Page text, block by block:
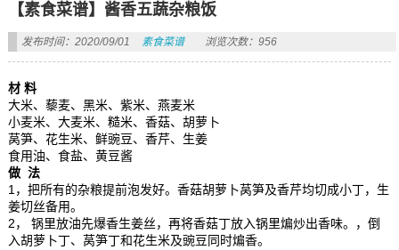
【素食菜谱】酱香五蔬杂粮饭
发布时间：2020/09/01 素食菜谱 浏览次数：956
材 料
大米、藜麦、黑米、紫米、燕麦米
小麦米、大麦米、糙米、香菇、胡萝卜
莴笋、花生米、鲜豌豆、香芹、生姜
食用油、食盐、黄豆酱
做 法
1，把所有的杂粮提前泡发好。香菇胡萝卜莴笋及香芹均切成小丁，生
姜切丝备用。
2， 锅里放油先爆香生姜丝，再将香菇丁放入锅里煸炒出香味。，倒
入胡萝卜丁、莴笋丁和花生米及豌豆同时煸香。